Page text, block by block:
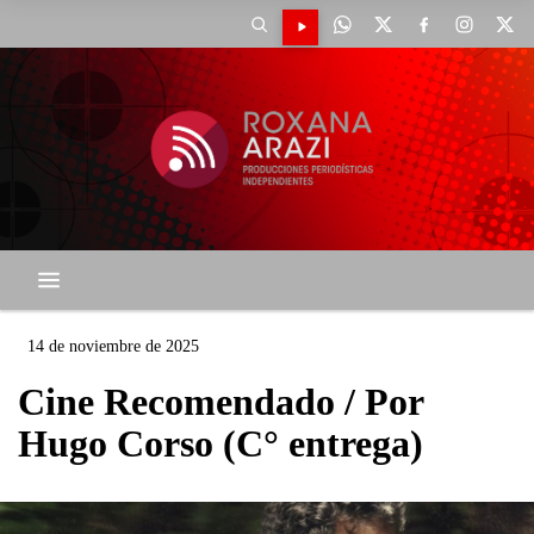
14 de noviembre de 2025
Cine Recomendado / Por
Hugo Corso (C° entrega)